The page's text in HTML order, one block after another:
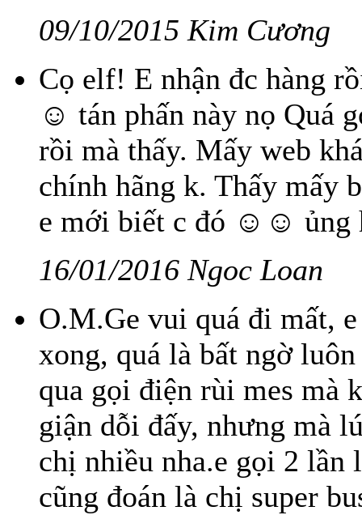
09/10/2015 Kim Cương
Cọ elf! E nhận đc hàng
☺ tán phấn này nọ Quá
rồi mà thấy. Mấy web
chính hãng k. Thấy mấy
e mới biết c đó ☺☺ ủng
16/01/2016 Ngoc Loan
O.M.Ge vui quá đi mất,
xong, quá là bất ngờ
qua gọi điện rùi mes mà
giận dỗi đấy, nhưng mà
chị nhiều nha.e gọi 2 lần
cũng đoán là chị super